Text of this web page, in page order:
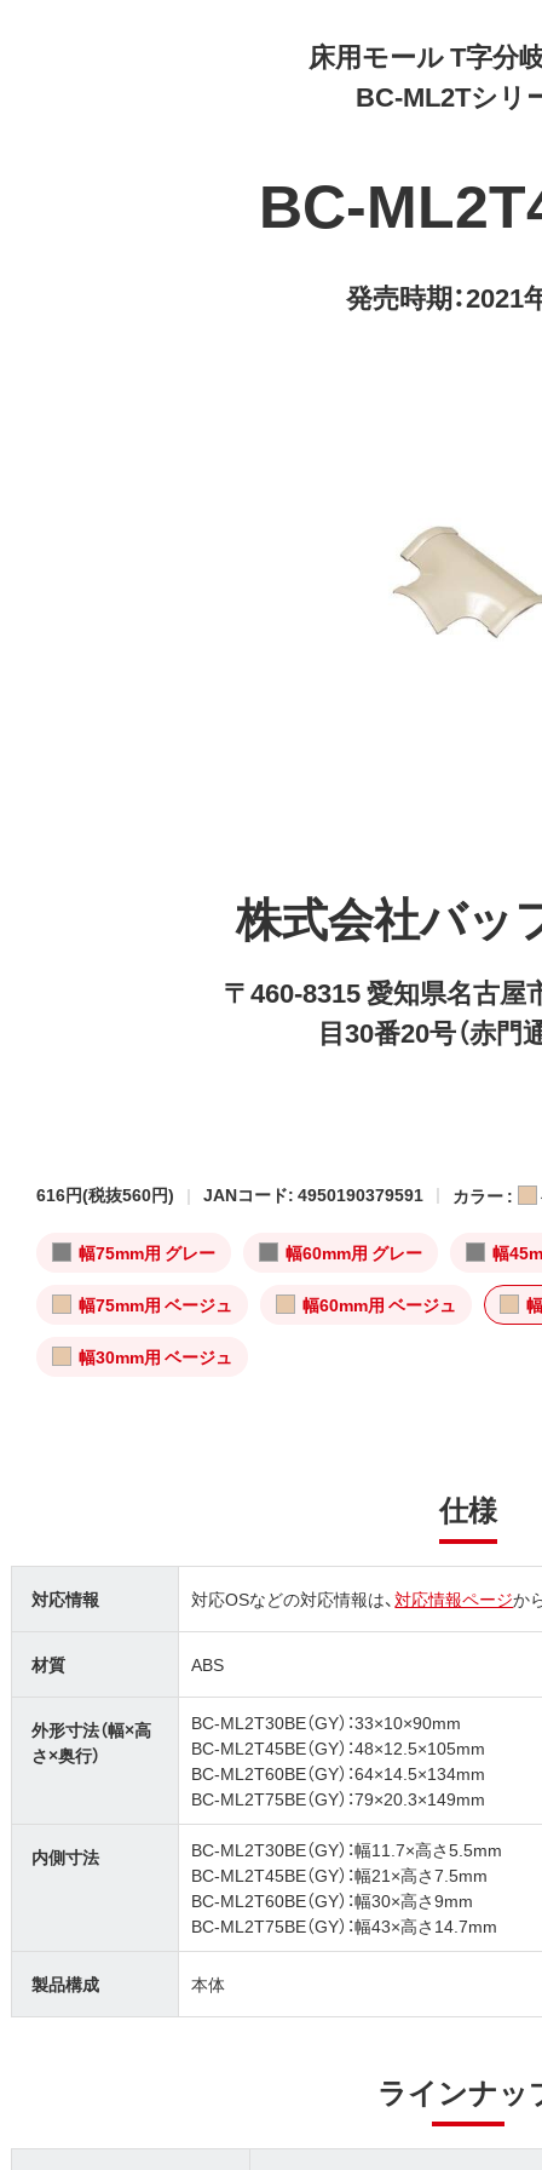
床用モール T字分
BC-ML2Tシリ
BC-
発売時期：2021
株式会社バッ
〒460-8315 愛知県名古屋
目30番20号（赤門
616円(税抜560円) JANコード: 4950190379591 カラー :
幅75mm用 グレー 幅60mm用 グレー 幅
幅75mm用 ベージュ 幅60mm用 ベージュ
幅30mm用 ベージュ
仕様
対応情報 対応OSなどの対応情報は、対応情報ページか
材質 ABS
外形寸法（幅×高
さ×奥行）
BC-ML2T30BE（GY）：33×10×90mm
BC-ML2T45BE（GY）：48×12.5×105mm
BC-ML2T60BE（GY）：64×14.5×134mm
BC-ML2T75BE（GY）：79×20.3×149mm
内側寸法
BC-ML2T30BE（GY）：幅11.7×高さ5.5mm
BC-ML2T45BE（GY）：幅21×高さ7.5mm
BC-ML2T60BE（GY）：幅30×高さ9mm
BC-ML2T75BE（GY）：幅43×高さ14.7mm
製品構成 本体
ラインナッ